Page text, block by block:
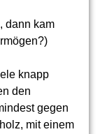
dann kam
knapp
den
gegen
mit einem